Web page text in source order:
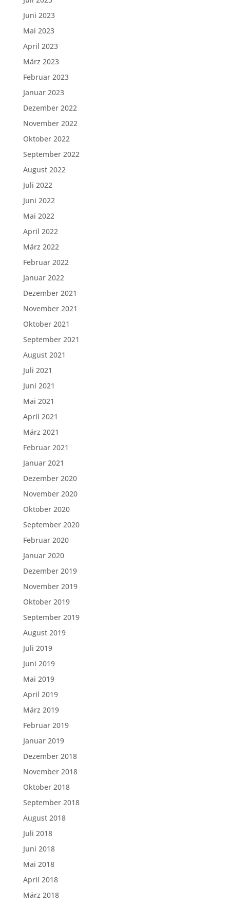
Juni 2023
Mai 2023
April 2023
März 2023
Februar 2023
Januar 2023
Dezember 2022
November 2022
Oktober 2022
September 2022
August 2022
Juli 2022
Juni 2022
Mai 2022
April 2022
März 2022
Februar 2022
Januar 2022
Dezember 2021
November 2021
Oktober 2021
September 2021
August 2021
Juli 2021
Juni 2021
Mai 2021
April 2021
März 2021
Februar 2021
Januar 2021
Dezember 2020
November 2020
Oktober 2020
September 2020
Februar 2020
Januar 2020
Dezember 2019
November 2019
Oktober 2019
September 2019
August 2019
Juli 2019
Juni 2019
Mai 2019
April 2019
März 2019
Februar 2019
Januar 2019
Dezember 2018
November 2018
Oktober 2018
September 2018
August 2018
Juli 2018
Juni 2018
Mai 2018
April 2018
März 2018